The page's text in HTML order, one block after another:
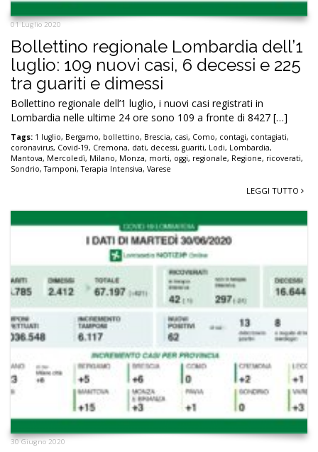
01 Luglio 2020
Bollettino regionale Lombardia dell’1
luglio: 109 nuovi casi, 6 decessi e 225
tra guariti e dimessi
Bollettino regionale dell’1 luglio, i nuovi casi registrati in
Lombardia nelle ultime 24 ore sono 109 a fronte di 8427 […]
Tags: 1 luglio, Bergamo, bollettino, Brescia, casi, Como, contagi, contagiati,
coronavirus, Covid-19, Cremona, dati, decessi, guariti, Lodi, Lombardia,
Mantova, Mercoledì, Milano, Monza, morti, oggi, regionale, Regione, ricoverati,
Sondrio,Tamponi,Terapia Intensiva, Varese
LEGGI TUTTO
30 Giugno 2020